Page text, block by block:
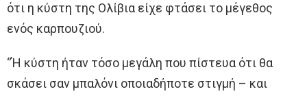
ότι η κύστη της Ολίβια είχε φτάσει το μέγεθος
ενός καρπουζιού.
“Ή κύστη ήταν τόσο μεγάλη που πίστευα ότι θα
σκάσει σαν μπαλόνι οποιαδήποτε στιγμή – και